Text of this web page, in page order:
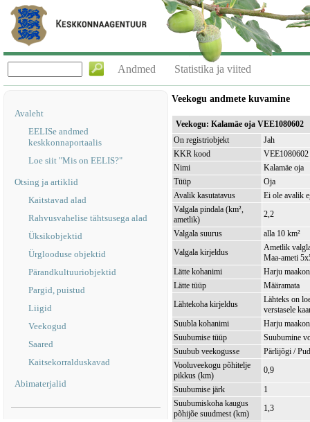
Andmed Statistika ja viited
Avaleht
EELISe andmed
keskkonnaportaalis
Loe siit "Mis on EELIS?"
Otsing ja artiklid
Kaitstavad alad
Rahvusvahelise tähtsusega alad
Üksikobjektid
Ürglooduse objektid
Pärandkultuuriobjektid
Pargid, puistud
Liigid
Veekogud
Saared
Kaitsekorralduskavad
Abimaterjalid
Veekogu andmete kuvamine
Veekogu: Kalamäe oja VEE1080602
On registriobjekt
Jah
KKR kood
VEE1080602
Nimi
Kalamäe oja
Tüüp
Oja
Avalik kasutatavus
Ei ole avalik
Valgala pindala (km²,
ametlik)
2,2
Valgala suurus
alla 10 km²
Valgala kirjeldus
Ametlik
Maa-ameti
Lätte kohanimi
Harju
Lätte tüüp
Määramata
Lähtekoha kirjeldus
Lähteks on
verstasele
Suubla kohanimi
Harju
Suubumise tüüp
Suubumine
Suubub veekogusse
Pärlijõgi /
Vooluveekogu põhitelje
pikkus (km)
0,9
Suubumise järk
1
Suubumiskoha kaugus
põhijõe suudmest (km)
1,3